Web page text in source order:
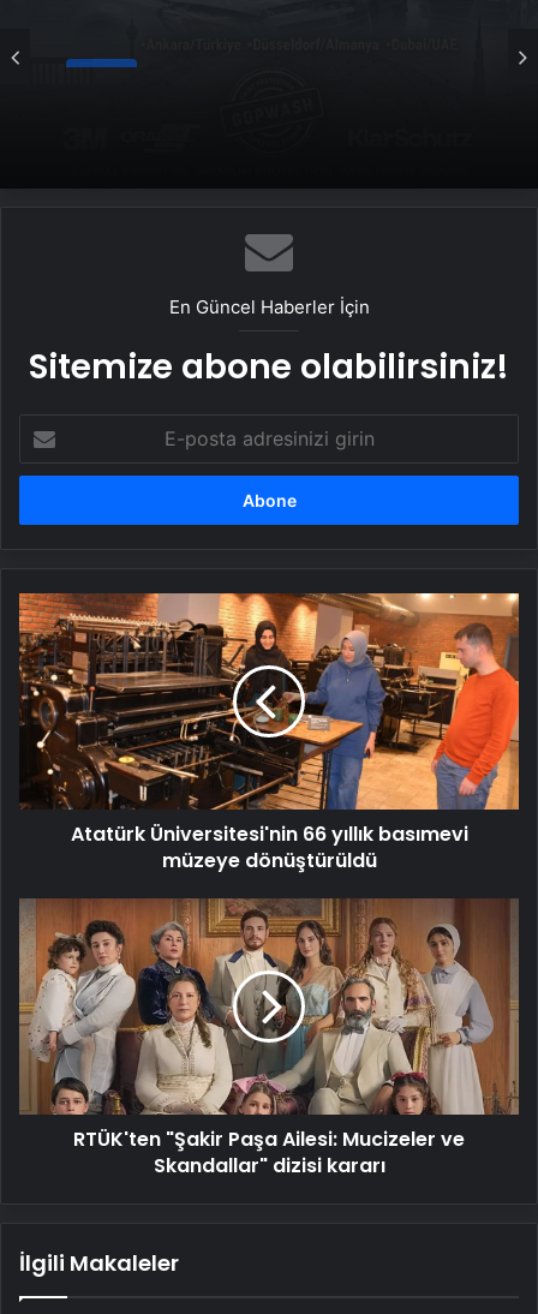
En Güncel Haberler İçin
Sitemize abone olabilirsiniz!
posta
adresinizi
Atatürk
Üniversitesi'nin
66
yıllık
basımevi
müzeye
dönüştürüldü
Atatürk Üniversitesi'nin 66 yıllık basımevi
müzeye dönüştürüldü
RTÜK'ten
"Şakir
Paşa
Ailesi:
Mucizeler
ve
Skandallar"
dizisi
kararı
RTÜK'ten "Şakir Paşa Ailesi: Mucizeler ve
Skandallar" dizisi kararı
İlgili Makaleler